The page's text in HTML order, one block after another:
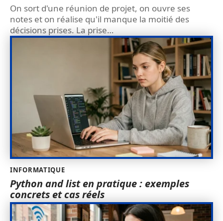
On sort d'une réunion de projet, on ouvre ses
notes et on réalise qu'il manque la moitié des
décisions prises. La prise…
INFORMATIQUE
Python and list en pratique : exemples
concrets et cas réels